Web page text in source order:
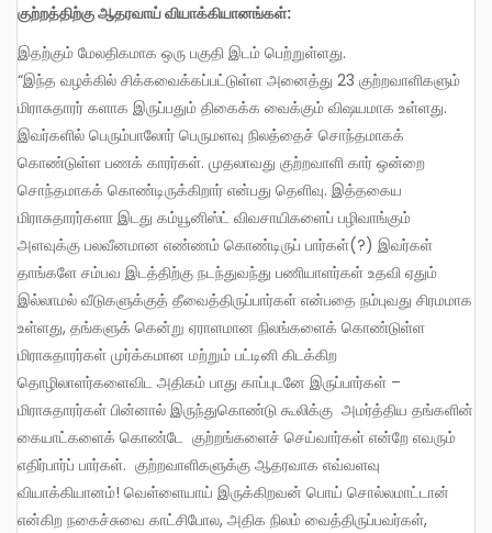
குற்றத்திற்கு ஆதரவாய் வியாக்கியானங்கள்:
இதற்கும் மேலதிகமாக ஒரு பகுதி இடம் பெற்றுள்ளது.
“இந்த வழக்கில் சிக்கவைக்கப்பட்டுள்ள அனைத்து 23 குற்றவாளிகளும்
மிராசுதாரர் களாக இருப்பதும் திகைக்க வைக்கும் விஷயமாக உள்ளது.
இவர்களில் பெரும்பாலோர் பெருமளவு நிலத்தைச் சொந்தமாகக்
கொண்டுள்ள பணக் காரர்கள். முதலாவது குற்றவாளி கார் ஒன்றை
சொந்தமாகக் கொண்டிருக்கிறார் என்பது தெளிவு. இத்தகைய
மிராசுதாரர்களா இடது கம்யூனிஸ்ட் விவசாயிகளைப் பழிவாங்கும்
அளவுக்கு பலவீனமான எண்ணம் கொண்டிருப் பார்கள்(?) இவர்கள்
தாங்களே சம்பவ இடத்திற்கு நடந்துவந்து பணியாளர்கள் உதவி ஏதும்
இல்லாமல் வீடுகளுக்குத் தீவைத்திருப்பார்கள் என்பதை நம்புவது சிரமமாக
உள்ளது, தங்களுக் கென்று ஏராளமான நிலங்களைக் கொண்டுள்ள
மிராசுதாரர்கள் முர்க்கமான மற்றும் பட்டினி கிடக்கிற
தொழிலாளர்களைவிட அதிகம் பாது காப்புடனே இருப்பார்கள் –
மிராசுதாரர்கள் பின்னால் இருந்துகொண்டு கூலிக்கு அமர்த்திய தங்களின்
கையாட்களைக் கொண்டே குற்றங்களைச் செய்வார்கள் என்றே எவரும்
எதிர்பார்ப் பார்கள். குற்றவாளிகளுக்கு ஆதரவாக எவ்வளவு
வியாக்கியானம்! வெள்ளையாய் இருக்கிறவன் பொய் சொல்லமாட்டான்
என்கிற நகைச்சுவை காட்சிபோல, அதிக நிலம் வைத்திருப்பவர்கள்,